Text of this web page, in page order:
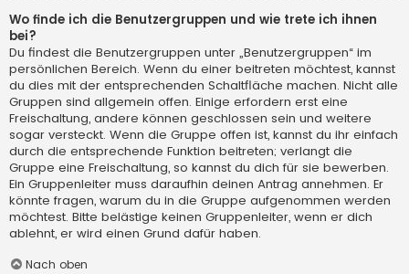
Wo finde ich die Benutzergruppen und wie trete ich ihnen
bei?
Du findest die Benutzergruppen unter „Benutzergruppen“ im
persönlichen Bereich. Wenn du einer beitreten möchtest, kannst
du dies mit der entsprechenden Schaltfläche machen. Nicht alle
Gruppen sind allgemein offen. Einige erfordern erst eine
Freischaltung, andere können geschlossen sein und weitere
sogar versteckt. Wenn die Gruppe offen ist, kannst du ihr einfach
durch die entsprechende Funktion beitreten; verlangt die
Gruppe eine Freischaltung, so kannst du dich für sie bewerben.
Ein Gruppenleiter muss daraufhin deinen Antrag annehmen. Er
könnte fragen, warum du in die Gruppe aufgenommen werden
möchtest. Bitte belästige keinen Gruppenleiter, wenn er dich
ablehnt, er wird einen Grund dafür haben.
Nach oben